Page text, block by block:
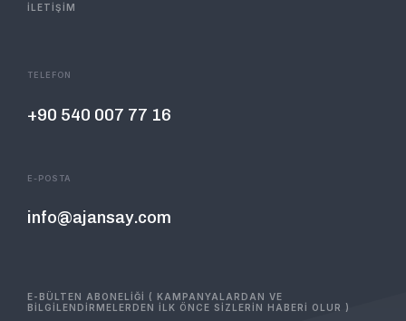
İLETİŞİM
TELEFON
+90 540 007 77 16
E-POSTA
info@ajansay.com
E-BÜLTEN ABONELİĞİ ( KAMPANYALARDAN VE
BİLGİLENDİRMELERDEN İLK ÖNCE SİZLERİN HABERİ OLUR )